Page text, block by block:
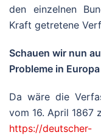
den einzelnen
Kraft getretene
Schauen wir nun
Probleme in Europa
Da wäre die
vom 16. April 1867
https://deutscher-